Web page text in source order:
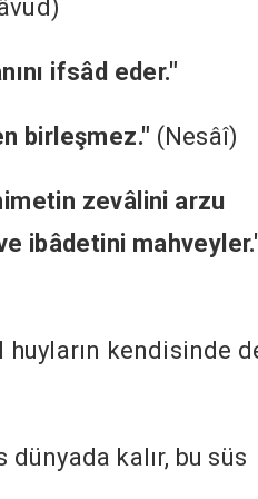
ifsâd eder."
birleşmez." (Nesâî)
zevâlini arzu
ibâdetini
huyların kendisinde
kalır, bu süs